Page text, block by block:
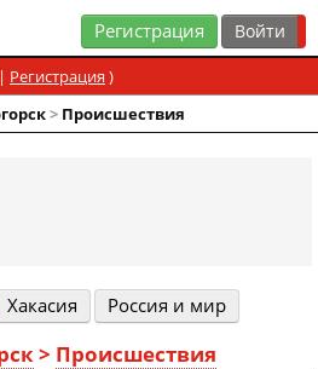
Регистрация
Регистрация )
> Происшествия
Хакасия Россия и мир
> Происшествия